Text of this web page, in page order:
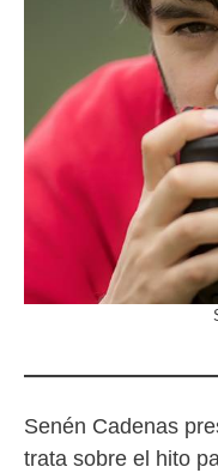
Senén Cadenas
trata sobre el hito